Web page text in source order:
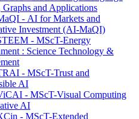
Graphs and Applications
- AI for Markets and
Investment (AI-MaQI)
- MScT-Energy
: Science Technology &
- MScT-Trust and
AI
- MScT-Visual Computing
AI
- MScT-Extended